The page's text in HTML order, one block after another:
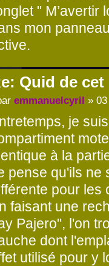
" M’avertir
mon
Quid de
emmanuelcyril »
je
à la
pense qu'ils ne
pour les
faisant une
Pajero", l'on
dont
utilisé pour y